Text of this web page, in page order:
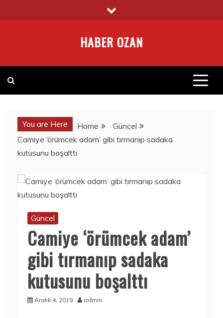
to
HABER OZAN
You are Here Home
Güncel
Camiye ‘örümcek adam’ gibi tırmanıp sadaka
kutusunu boşalttı
Güncel
Camiye ‘örümcek adam’
gibi tırmanıp sadaka
kutusunu boşalttı
Aralık 4, 2019 admin